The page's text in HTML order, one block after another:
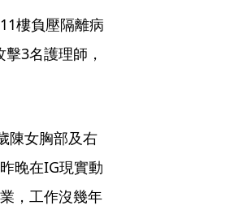
樓負壓隔離病
3名護理師，
陳女胸部及右
晚在IG現實動
，工作沒幾年